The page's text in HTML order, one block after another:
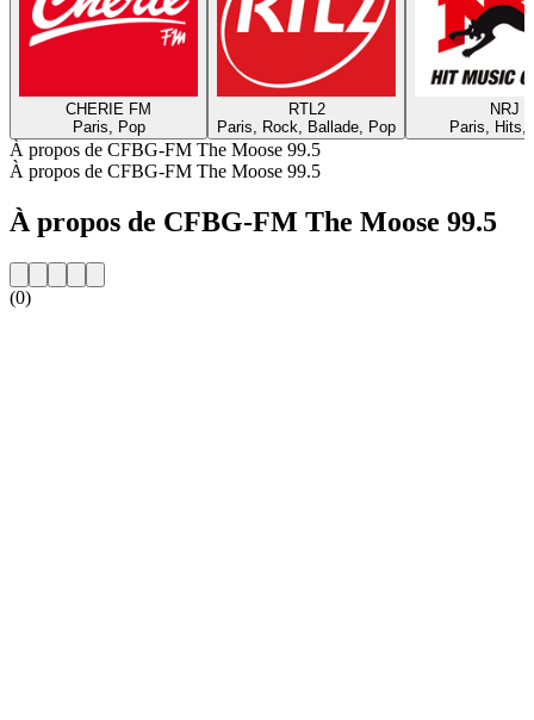
CHERIE FM
Paris, Pop
RTL2
Paris, Rock, Ballade, Pop
NRJ
Paris, Hits,
À propos de CFBG-FM The Moose 99.5
À propos de CFBG-FM The Moose 99.5
À propos de CFBG-FM The Moose 99.5
(0)